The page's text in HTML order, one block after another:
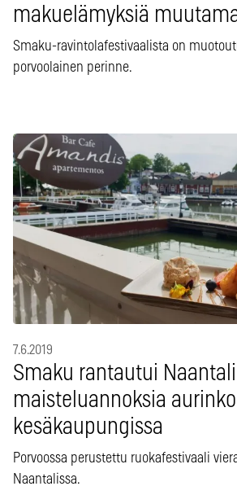
makuelämyksiä
Smaku-ravintolafestivaalista on
porvoolainen perinne.
7.6.2019
Smaku rantautui
maisteluannoksia
kesäkaupungissa
Porvoossa perustettu ruokafestivaali
Naantalissa.